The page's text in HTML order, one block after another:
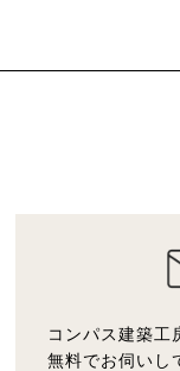
コンパス建築工
無料でお伺いし